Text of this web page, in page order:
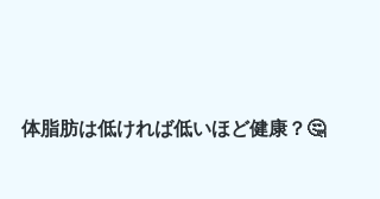
体脂肪は低ければ低いほど健康？🤔